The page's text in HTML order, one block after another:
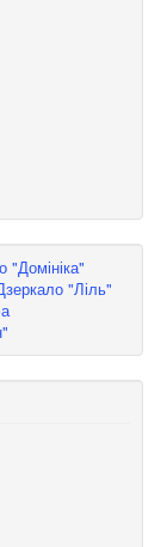
"Домініка"
"Ліль"